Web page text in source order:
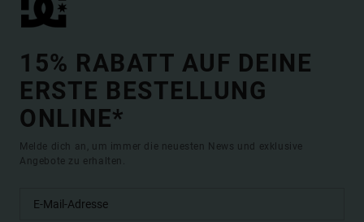
15% RABATT AUF DEINE
ERSTE BESTELLUNG
ONLINE*
Melde dich an, um immer die neuesten News und exklusive
Angebote zu erhalten.